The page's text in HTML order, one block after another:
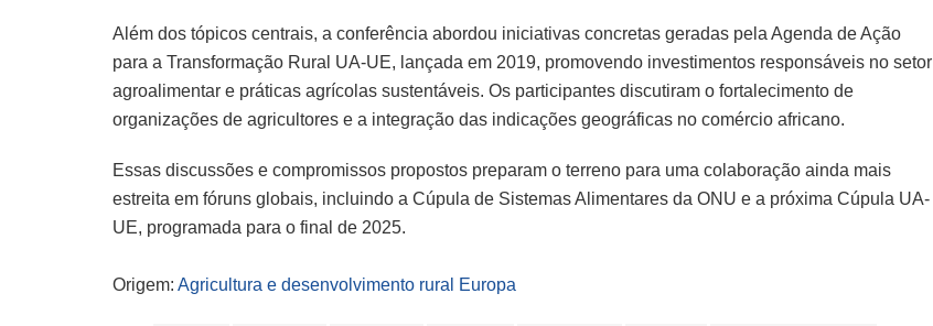
Além dos tópicos centrais, a conferência abordou iniciativas concretas geradas pela Agenda de Ação
para a Transformação Rural UA-UE, lançada em 2019, promovendo investimentos responsáveis no setor
agroalimentar e práticas agrícolas sustentáveis. Os participantes discutiram o fortalecimento de
organizações de agricultores e a integração das indicações geográficas no comércio africano.
Essas discussões e compromissos propostos preparam o terreno para uma colaboração ainda mais
estreita em fóruns globais, incluindo a Cúpula de Sistemas Alimentares da ONU e a próxima Cúpula UA-
UE, programada para o final de 2025.
Origem: Agricultura e desenvolvimento rural Europa